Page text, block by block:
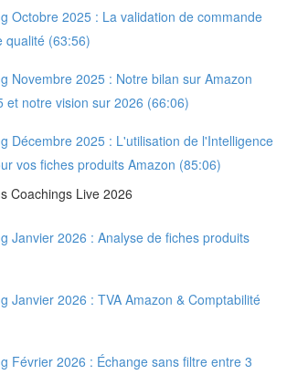
Octobre 2025 : La validation de commande
qualité (63:56)
Novembre 2025 : Notre bilan sur Amazon
et notre vision sur 2026 (66:06)
Décembre 2025 : L'utilisation de l'Intelligence
vos fiches produits Amazon (85:06)
Coachings Live 2026
Janvier 2026 : Analyse de fiches produits
Janvier 2026 : TVA Amazon & Comptabilité
Février 2026 : Échange sans filtre entre 3